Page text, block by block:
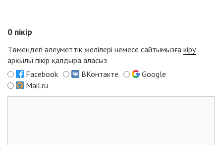
0 пікір
Төмендегі әлеуметтік желілері немесе сайтымызға кіру
арқылы пікір қалдыра аласыз
Facebook
ВКонтакте
Google
Mail.ru